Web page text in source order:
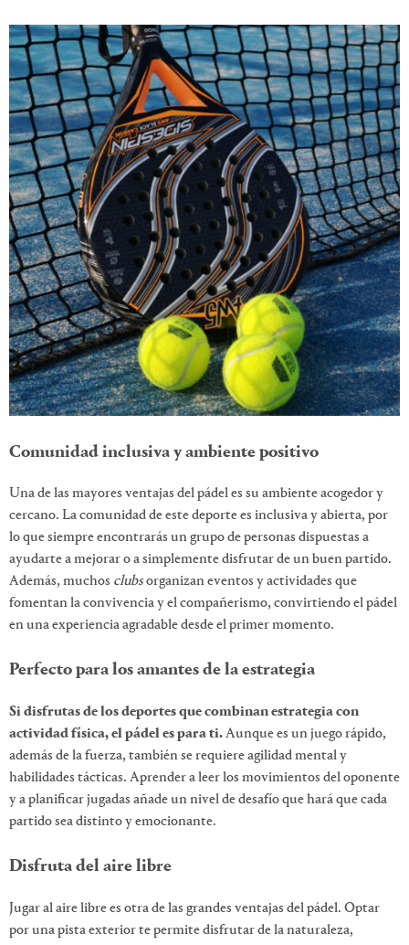
Comunidad inclusiva y ambiente positivo
Una de las mayores ventajas del pádel es su ambiente acogedor y
cercano. La comunidad de este deporte es inclusiva y abierta, por
lo que siempre encontrarás un grupo de personas dispuestas a
ayudarte a mejorar o a simplemente disfrutar de un buen partido.
Además, muchos clubsorganizan eventos y actividades que
fomentan la convivencia y el compañerismo, convirtiendo el pádel
en una experiencia agradable desde el primer momento.
Perfecto para los amantes de la estrategia
Si disfrutas de los deportes que combinan estrategia con
actividad física, el pádel es para ti.Aunque es un juego rápido,
además de la fuerza, también se requiere agilidad mental y
habilidades tácticas. Aprender a leer los movimientos del oponente
y a planificar jugadas añade un nivel de desafío que hará que cada
partido sea distinto y emocionante.
Disfruta del aire libre
Jugar al aire libre es otra de las grandes ventajas del pádel. Optar
por una pista exterior te permite disfrutar de la naturaleza,